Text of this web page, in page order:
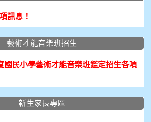
訊息！
藝術才能音樂班招生
國民小學藝術才能音樂班鑑定招生各項
新生家長專區